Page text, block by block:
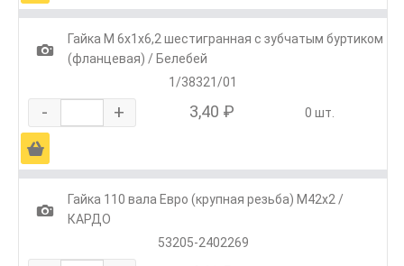
1
Гайка М 6х1х6,2 шестигранная с зубчатым буртиком
(фланцевая) / Белебей
1/38321/01
- + 3,40 ₽ 0 шт.
Ä
1
Гайка 110 вала Евро (крупная резьба) М42х2 /
КАРДО
53205-2402269